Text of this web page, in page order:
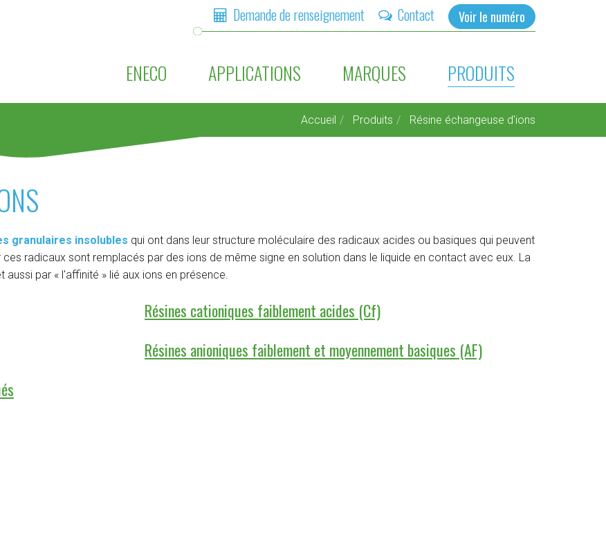
Demande de renseignement Contact Voir le numéro
ENECO APPLICATIONS MARQUES PRODUITS
Accueil Produits Résine échangeuse d'ions
granulaires insolubles qui ont dans leur structure moléculaire des radicaux acides ou basiques qui peuvent
radicaux sont remplacés par des ions de même signe en solution dans le liquide en contact avec eux. La
par « l'affinité » lié aux ions en présence.
Résines cationiques faiblement acides (Cf)
Résines anioniques faiblement et moyennement basiques (AF)